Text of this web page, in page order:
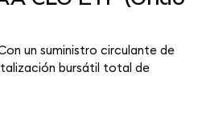
un suministro circulante de
bursátil total de